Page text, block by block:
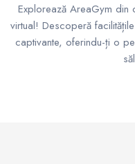
Explorează AreaGym din
virtual! Descoperă
captivante, oferindu-ți o